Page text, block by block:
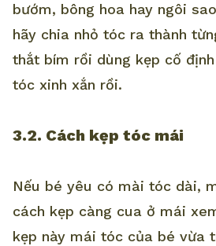
bướm, bông hoa hay ngôi
hãy chia nhỏ tóc ra thành
thắt bím rồi dùng kẹp cố
tóc xinh xắn rồi.
3.2. Cách kẹp tóc mái
Nếu bé yêu có mài tóc dài,
cách kẹp càng cua ở mái
kẹp này mái tóc của bé vừa